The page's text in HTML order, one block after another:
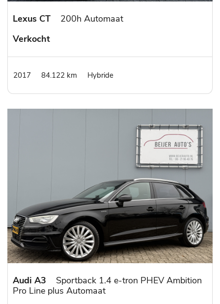
Lexus CT
200h Automaat
Verkocht
2017 84.122 km Hybride
Audi A3
Sportback 1.4 e-tron PHEV Ambition
Pro Line plus Automaat